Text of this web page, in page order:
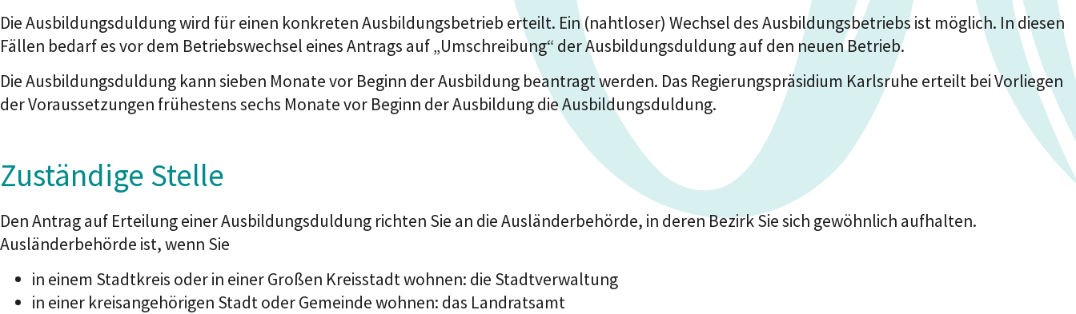
Die Ausbildungsduldung wird für einen konkreten Ausbildungsbetrieb erteilt. Ein (nahtloser) Wechsel des Ausbildungsbetriebs ist möglich. In diesen
Fällen bedarf es vor dem Betriebswechsel eines Antrags auf „Umschreibung“ der Ausbildungsduldung auf den neuen Betrieb.
Die Ausbildungsduldung kann sieben Monate vor Beginn der Ausbildung beantragt werden. Das Regierungspräsidium Karlsruhe erteilt bei Vorliegen
der Voraussetzungen frühestens sechs Monate vor Beginn der Ausbildung die Ausbildungsduldung.
Zuständige Stelle
Den Antrag auf Erteilung einer Ausbildungsduldung richten Sie an die Ausländerbehörde, in deren Bezirk Sie sich gewöhnlich aufhalten.
Ausländerbehörde ist, wenn Sie
in einem Stadtkreis oder in einer Großen Kreisstadt wohnen: die Stadtverwaltung
in einer kreisangehörigen Stadt oder Gemeinde wohnen: das Landratsamt